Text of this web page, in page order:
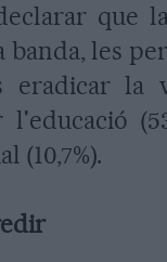
que
les
eradicar la
(10,7%).